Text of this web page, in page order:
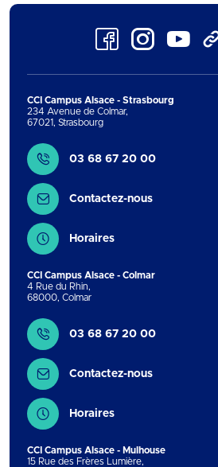
FacebookInstagramYoutube
CCI Campus Alsace - Strasbourg
234 Avenue de Colmar,
67021, Strasbourg
Contact
03 68 67 20 00
Contactez-nous
Horaires
CCI Campus Alsace - Colmar
4 Rue du Rhin,
68000, Colmar
Contact
03 68 67 20 00
Contactez-nous
Horaires
CCI Campus Alsace - Mulhouse
15 Rue des Frères Lumière,